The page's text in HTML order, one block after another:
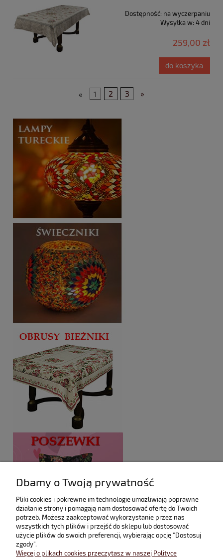
Dostępność: na wyczerpaniu
Wysyłka w: 4 dni
259,00 zł
do koszyka
« 1 2 3 »
Dowiedz się więcej
Dbamy o Twoją prywatność
Pliki cookies i pokrewne im technologie umożliwiają poprawne
działanie strony i pomagają nam dostosować ofertę do Twoich
potrzeb. Możesz zaakceptować wykorzystanie przez nas
wszystkich tych plików i przejść do sklepu lub dostosować
użycie plików do swoich preferencji, wybierając opcję "Dostosuj
zgody".
Więcej o plikach cookies przeczytasz w naszej Polityce